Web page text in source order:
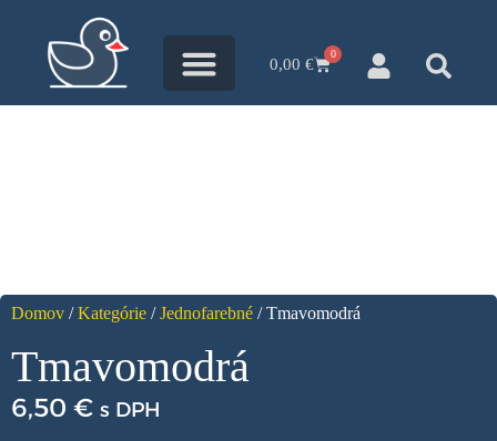
0,00€
0
Domov /Kategórie /Jednofarebné / Tmavomodrá
Tmavomodrá
6,50 € s DPH